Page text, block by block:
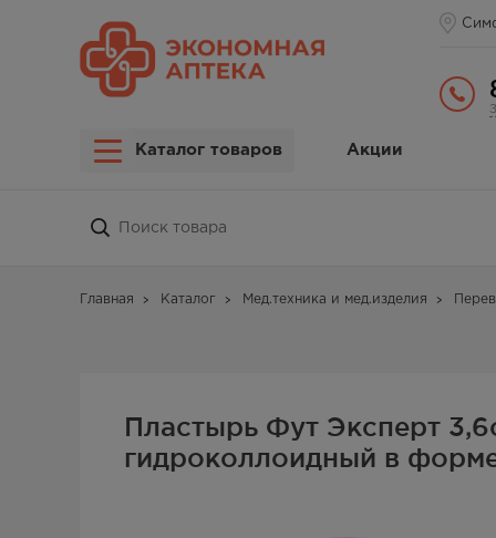
Каталог товаров Акции
Главная Каталог Мед.техника и мед.изделия
Пластырь Фут Эксперт
гидроколлоидный в